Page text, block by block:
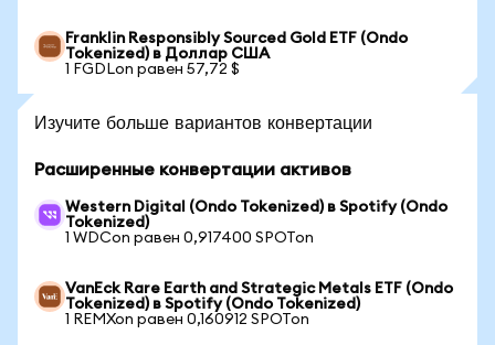
Franklin Responsibly Sourced Gold ETF (Ondo
Tokenized) в Доллар США
1 FGDLon равен 57,72 $
Изучите больше вариантов конвертации
Расширенные конвертации активов
Western Digital (Ondo Tokenized) в Spotify (Ondo
Tokenized)
1 WDCon равен 0,917400 SPOTon
VanEck Rare Earth and Strategic Metals ETF (Ondo
Tokenized) в Spotify (Ondo Tokenized)
1 REMXon равен 0,160912 SPOTon